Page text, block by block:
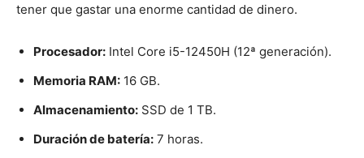
tener que gastar una enorme cantidad de dinero.
Procesador: Intel Core i5-12450H (12ª generación).
Memoria RAM: 16 GB.
Almacenamiento: SSD de 1 TB.
Duración de batería: 7 horas.